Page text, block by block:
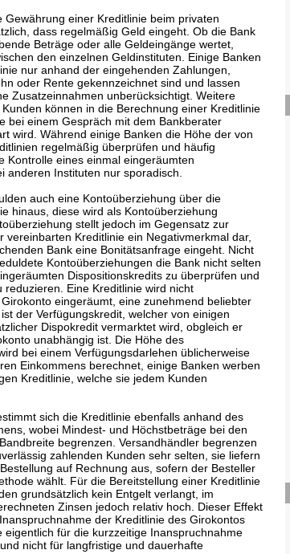
Gewährung einer Kreditlinie beim privaten
dass regelmäßig Geld eingeht. Ob die Bank
Beträge oder alle Geldeingänge wertet,
den einzelnen Geldinstituten. Einige Banken
nur anhand der eingehenden Zahlungen,
oder Rente gekennzeichnet sind und lassen
Zusatzeinnahmen unberücksichtigt. Weitere
können in die Berechnung einer Kreditlinie
bei einem Gespräch mit dem Bankberater
wird. Während einige Banken die Höhe der von
regelmäßig überprüfen und häufig
Kontrolle eines einmal eingeräumten
anderen Instituten nur sporadisch.
auch eine Kontoüberziehung über die
hinaus, diese wird als Kontoüberziehung
stellt jedoch im Gegensatz zur
vereinbarten Kreditlinie ein Negativmerkmal dar,
Bank eine Bonitätsanfrage eingeht. Nicht
Kontoüberziehungen die Bank nicht selten
Dispositionskredits zu überprüfen und
reduzieren. Eine Kreditlinie wird nicht
eingeräumt, eine zunehmend beliebter
der Verfügungskredit, welcher von einigen
Dispokredit vermarktet wird, obgleich er
unabhängig ist. Die Höhe des
bei einem Verfügungsdarlehen üblicherweise
Einkommens berechnet, einige Banken werben
Kreditlinie, welche sie jedem Kunden
sich die Kreditlinie ebenfalls anhand des
wobei Mindest- und Höchstbeträge bei den
begrenzen. Versandhändler begrenzen
zahlenden Kunden sehr selten, sie liefern
auf Rechnung aus, sofern der Besteller
wählt. Für die Bereitstellung einer Kreditlinie
grundsätzlich kein Entgelt verlangt, im
Zinsen jedoch relativ hoch. Dieser Effekt
der Kreditlinie des Girokontos
eigentlich für die kurzzeitige Inanspruchnahme
nicht für langfristige und dauerhafte